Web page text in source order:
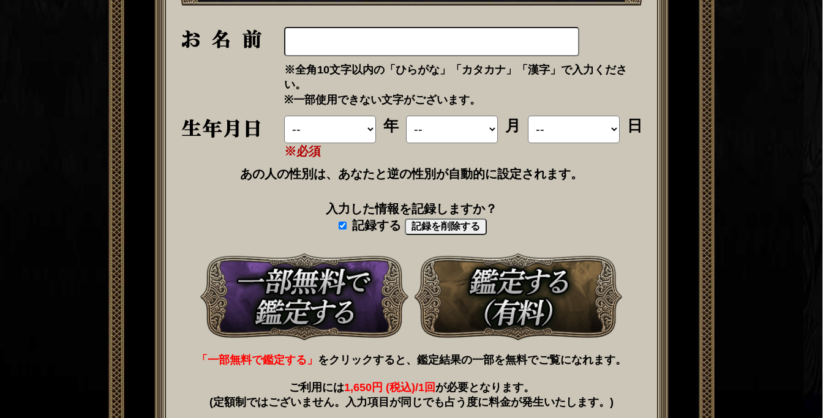
※全角10文字以内の「ひらがな」「カタカナ」「漢字」で入力くださ
い。
※一部使用できない文字がございます。
年 月 日
※必須
あの人の性別は、あなたと逆の性別が自動的に設定されます。
入力した情報を記録しますか？
記録する
「一部無料で鑑定する」 をクリックすると、鑑定結果の一部を無料でご覧になれます。
ご利用には1,650円 (税込)/1回 が必要となります。
(定額制ではございません。入力項目が同じでも占う度に料金が発生いたします。)